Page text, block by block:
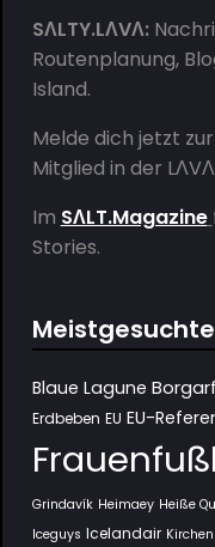
SΛLTY.LΛVΛ:
Routenplanung,
Island.
Melde dich jetzt zur
Mitglied in der
Im SΛLT.Magazine
Stories.
Blaue Lagune
Erdbeben EU EU-
Grindavík Heimaey Heiße
Iceguys Icelandair Kirchen